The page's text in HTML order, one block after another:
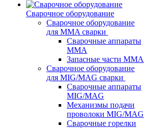
Сварочное оборудование
Сварочное оборудование
для MMA сварки
Сварочные аппараты
MMA
Запасные части MMA
Сварочное оборудование
для MIG/MAG сварки
Сварочные аппараты
MIG/MAG
Механизмы подачи
проволоки MIG/MAG
Сварочные горелки